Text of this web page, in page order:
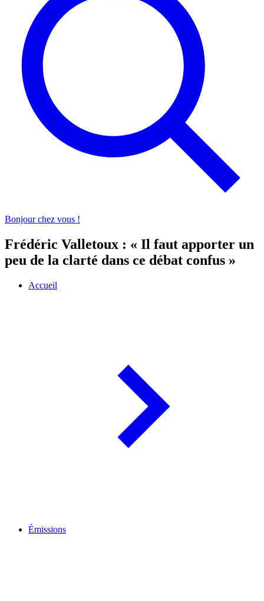
Bonjour chez vous !
Frédéric Valletoux : « Il faut apporter un
peu de la clarté dans ce débat confus »
Accueil
Émissions